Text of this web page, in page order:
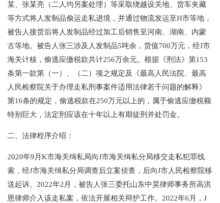
某、张某亮（二人均另案处理）等采取绕越设关地、货车夹藏
等方式将人发制品偷运走私进境，并通过物流发运至H市等地，
被告人接货后将人发制品经过加工后销售至河南、湖南、内蒙
古等地。被告人张三涉及人发制品5吨余，货值700万元，经J市
海关计核，偷逃应缴税款共计256万余元。根据《刑法》第153
条第一款第（一）、（二）项之规定及《最高人民法院、最高
人民检察院关于办理走私刑事案件适用法律若干问题的解释》
第16条的规定，偷逃税款在250万元以上的，属于偷逃应缴税额
特别巨大，法定刑应该在十年以上有期徒刑并处罚金。
二、法律程序介绍：
2020年9月K市海关缉私局向J市海关缉私分局移交走私犯罪线
索，经J市海关缉私分局调查后立案侦查，后向J市人民检察院移
送起诉。2022年2月，被告人张三委托山东中昊律师事务所高洪
恩律师介入该走私案，依法开展相关辩护工作。2022年6月，J